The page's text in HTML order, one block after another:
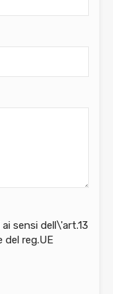
sensi dell\'art.13
del reg.UE